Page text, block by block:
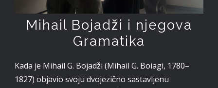
Mihail Bojadži i njegova
Gramatika
Kada je Mihail G. Bojadži (Mihail G. Boiagi, 1780–
1827) objavio svoju dvojezično sastavljenu